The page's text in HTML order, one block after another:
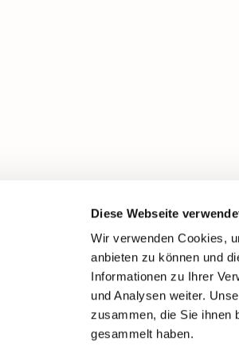
Diese Webseite
Wir verwenden Cookies,
anbieten zu können und
Informationen zu Ihrer
und Analysen weiter.
zusammen, die Sie ihnen
gesammelt haben.